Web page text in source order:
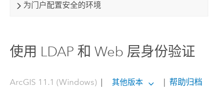
为门户配置安全的环境
使用 LDAP 和 Web 层身份验证
ArcGIS 11.1 (Windows)| 其他版本 帮助归档